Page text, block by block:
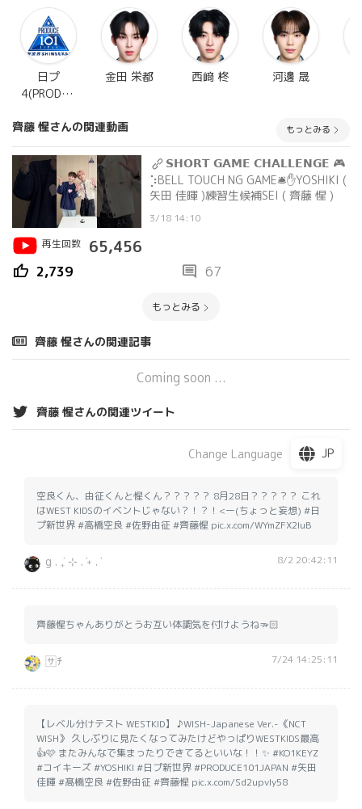
日プ
4(PRODUC
JAPAN 新
世界)
金田 栄都 西﨑 柊 河邊 晟
齊藤 惺さんの関連動画 もっとみる
𝗦𝗛𝗢𝗥𝗧 𝗚𝗔𝗠𝗘 𝗖𝗛𝗔𝗟𝗟𝗘𝗡𝗚𝗘 🎮
⡱BELL TOUCH NG GAME🛎️✋YOSHIKI (
矢田 佳暉 )練習生候補SEI ( 齊藤 惺 )
3/18 14:10
再生回数
65,456
thumb_up 2,739 comment 67
もっとみる
齊藤 惺さんの関連記事
Coming soon ...
齊藤 惺さんの関連ツイート
Change Language JP
空良くん、由征くんと惺くん？？？？？ 8月28日？？？？？ これ
はWEST KIDSのイベントじゃない？！？！<ー(ちょっと妄想) #日
プ新世界 #高橋空良 #佐野由征 #齊藤惺 pic.x.com/WYmZFX2IuB
g . ݁₊ ⊹ . ݁˖ . ݁ 8/2 20:42:11
齊藤惺ちゃんありがとうお互い体調気を付けようね🫳🏻
🈂️ﾁ 7/24 14:25:11
【レベル分けテスト WESTKID】 ♪WISH-Japanese Ver.-《NCT
WISH》 久しぶりに見たくなってみたけどやっぱりWESTKIDS最高
👍🩷 またみんなで集まったりできてるといいな！！✨️ #KO1KEYZ
#コイキーズ #YOSHIKI #日プ新世界 #PRODUCE101JAPAN #矢田
佳暉 #髙橋空良 #佐野由征 #齊藤惺 pic.x.com/Sd2upvly58